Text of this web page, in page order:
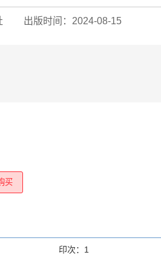
出版时间：2024-08-15
买
印次：1